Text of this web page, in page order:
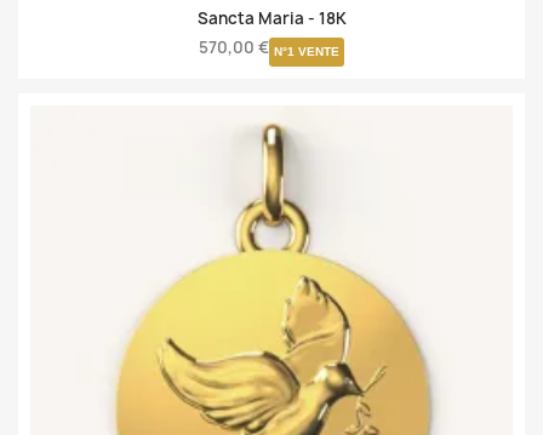
Sancta Maria - 18K
570,00 € N°1 VENTE